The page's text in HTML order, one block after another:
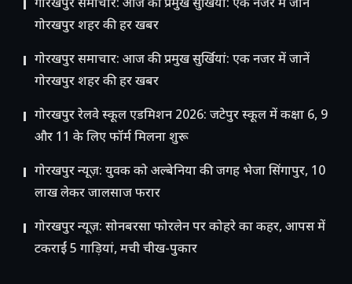
गोरखपुर समाचार: आज की प्रमुख सुर्खियां: एक नजर में जानें
गोरखपुर शहर की हर खबर
गोरखपुर समाचार: आज की प्रमुख सुर्खियां: एक नजर में जानें
गोरखपुर शहर की हर खबर
गोरखपुर रेलवे स्कूल एडमिशन 2026: जटेपुर स्कूल में कक्षा 6, 9
और 11 के लिए फॉर्म मिलना शुरू
गोरखपुर न्यूज़: युवक को अल्बेनिया की जगह भेजा सिंगापुर, 10
लाख लेकर जालसाज फरार
गोरखपुर न्यूज़: सोनबरसा फोरलेन पर कोहरे का कहर, आपस में
टकराईं 5 गाड़ियां, मची चीख-पुकार